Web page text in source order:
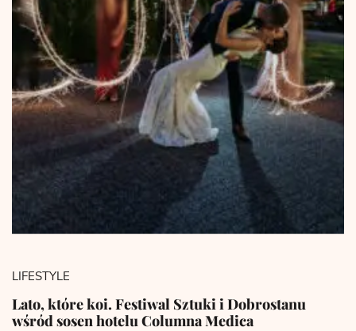
LIFESTYLE
Lato, które koi. Festiwal Sztuki i Dobrostanu
wśród sosen hotelu Columna Medica